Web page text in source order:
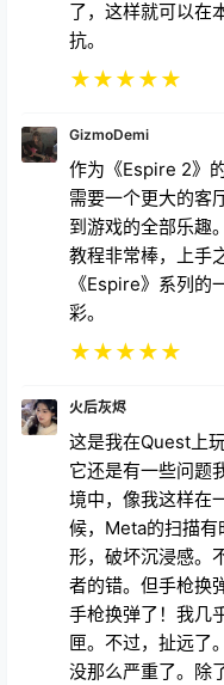
了，这样就可以在
抗。
★★★★★
GizmoDemi
作为《Espire 2》
需要一个更大的客
到游戏的全部乐趣
教程非常棒，上手
《Espire》系列的
彩。
★★★★★
火后灰烬
这是我在Quest上
它还是有一些问题
境中，像我这样在
候，Meta的扫描有
形，破坏沉浸感。
者的错。但手枪换
手枪换弹了！我几
匣。不过，扯远了
没那么严重了。除